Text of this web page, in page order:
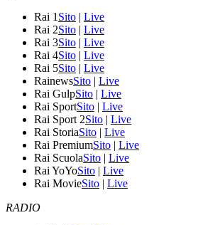
Rai 1 Sito | Live
Rai 2Sito | Live
Rai 3Sito | Live
Rai 4Sito | Live
Rai 5Sito | Live
RainewsSito | Live
Rai GulpSito | Live
Rai SportSito | Live
Rai Sport 2Sito | Live
Rai StoriaSito | Live
Rai PremiumSito | Live
Rai ScuolaSito | Live
Rai YoYoSito | Live
Rai MovieSito | Live
RADIO